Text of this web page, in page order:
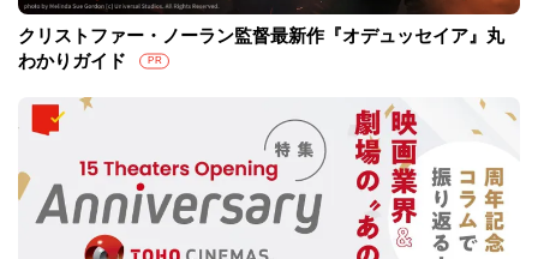
クリストファー・ノーラン監督最新作『オデュッセイア』丸
わかりガイド
PR